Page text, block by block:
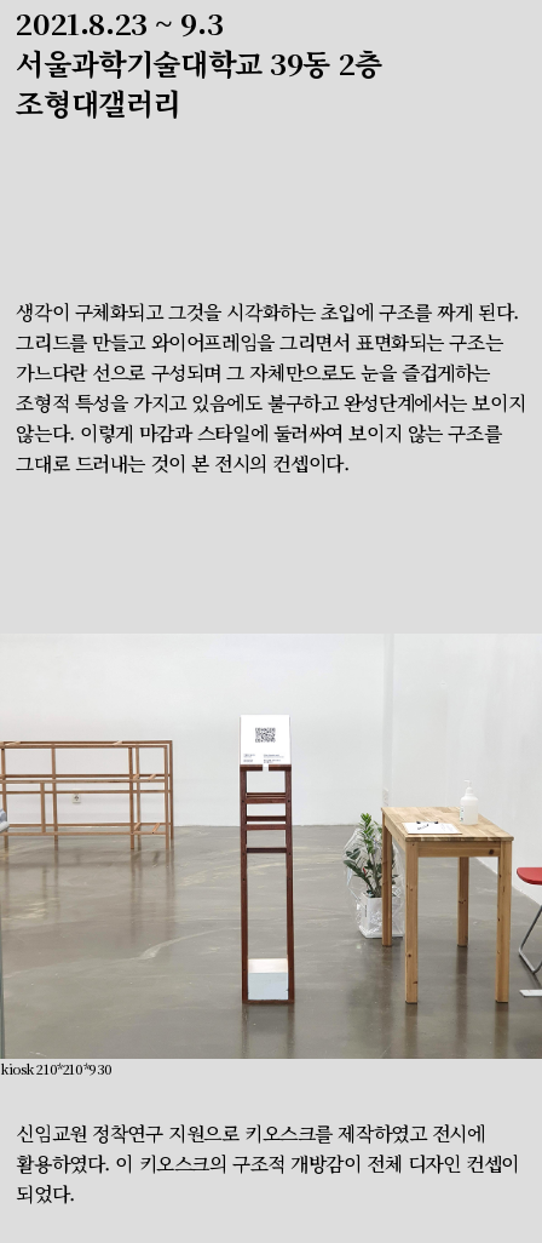
2021.8.23 ~ 9.3
서울과학기술대학교 39동 2층
조형대갤러리
생각이 구체화되고 그것을 시각화하는 초입에 구조를 짜게 된다.
그리드를 만들고 와이어프레임을 그리면서 표면화되는 구조는
가느다란 선으로 구성되며 그 자체만으로도 눈을 즐겁게하는
조형적 특성을 가지고 있음에도 불구하고 완성단계에서는 보이지
않는다. 이렇게 마감과 스타일에 둘러싸여 보이지 않는 구조를
그대로 드러내는 것이 본 전시의 컨셉이다.
kiosk 210*210*930
신임교원 정착연구 지원으로 키오스크를 제작하였고 전시에
활용하였다. 이 키오스크의 구조적 개방감이 전체 디자인 컨셉이
되었다.